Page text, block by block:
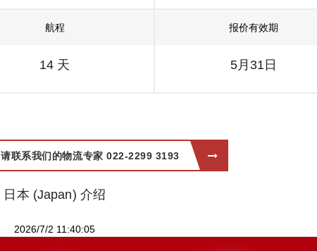
航程
14 天
报价有效期
5月31日
联系我们的物流专家 022-2299 3193
日本 (Japan) 介绍
2026/7/2 11:40:05